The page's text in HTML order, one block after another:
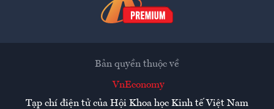
Bản quyền thuộc về
VnEconomy
Tạp chí điện tử của Hội Khoa học Kinh tế Việt Nam